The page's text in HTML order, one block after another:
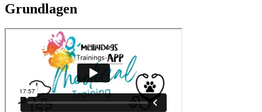
Grundlagen